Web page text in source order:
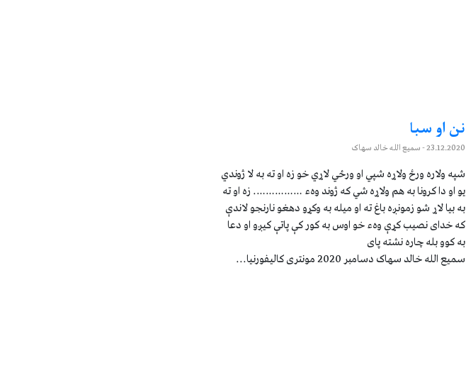
نن او سبا
23.12.2020- سمیع الله خالد سهاک
شپه ولاره ورځ ولاړه شپي او ورځي لاړي خو زه او ته به لا ژوندي
يو او دا کرونا به هم ولاړه شي که ژوند وهء ……………. زه او ته
به بیا لاړ شو زمونږه باغ ته او میله به وکړو دهغو نارنجو لاندې
که خدای نصیب کړې وهء خو اوس به کور کې پاتې کیږو او دعا
به کوو بله چاره نشته پای
سمیع الله خالد سهاک دسامبر 2020 مونتری کالیفورنیا...